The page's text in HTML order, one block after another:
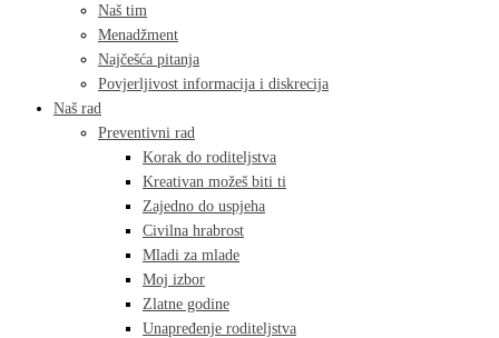
Naš tim
Menadžment
Najčešća pitanja
Povjerljivost informacija i diskrecija
Naš rad
Preventivni rad
Korak do roditeljstva
Kreativan možeš biti ti
Zajedno do uspjeha
Civilna hrabrost
Mladi za mlade
Moj izbor
Zlatne godine
Unapređenje roditeljstva